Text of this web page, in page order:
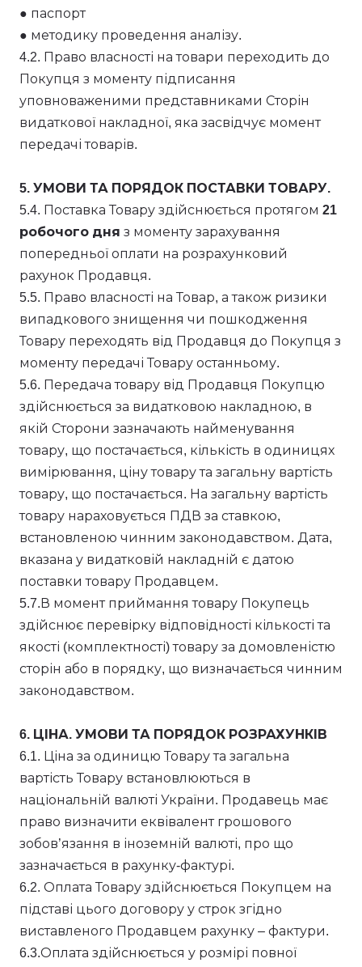
● паспорт
● методику проведення аналізу.
4.2. Право власності на товари переходить до
Покупця з моменту підписання
уповноваженими представниками Сторін
видаткової накладної, яка засвідчує момент
передачі товарів.
5. УМОВИ ТА ПОРЯДОК ПОСТАВКИ ТОВАРУ.
5.4. Поставка Товару здійснюється протягом 21
робочого дня з моменту зарахування
попередньої оплати на розрахунковий
рахунок Продавця.
5.5. Право власності на Товар, а також ризики
випадкового знищення чи пошкодження
Товару переходять від Продавця до Покупця з
моменту передачі Товару останньому.
5.6. Передача товару від Продавця Покупцю
здійснюється за видатковою накладною, в
якій Сторони зазначають найменування
товару, що постачається, кількість в одиницях
вимірювання, ціну товару та загальну вартість
товару, що постачається. На загальну вартість
товару нараховується ПДВ за ставкою,
встановленою чинним законодавством. Дата,
вказана у видатковій накладній є датою
поставки товару Продавцем.
5.7.В момент приймання товару Покупець
здійснює перевірку відповідності кількості та
якості (комплектності) товару за домовленістю
сторін або в порядку, що визначається чинним
законодавством.
6. ЦІНА. УМОВИ ТА ПОРЯДОК РОЗРАХУНКІВ
6.1. Ціна за одиницю Товару та загальна
вартість Товару встановлюються в
національній валюті України. Продавець має
право визначити еквівалент грошового
зобов’язання в іноземній валюті, про що
зазначається в рахунку-фактурі.
6.2. Оплата Товару здійснюється Покупцем на
підставі цього договору у строк згідно
виставленого Продавцем рахунку – фактури.
6.3.Оплата здійснюється у розмірі повної